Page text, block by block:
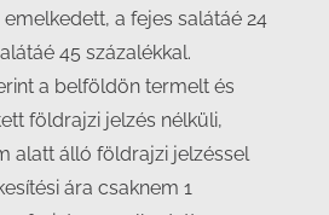
a fejes salátáé 24
45 százalékkal.
a belföldön termelt és
földrajzi jelzés nélküli,
alatt álló földrajzi jelzéssel
ára csaknem 1